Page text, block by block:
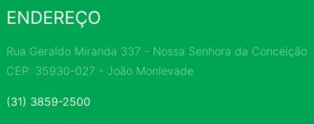
ENDEREÇO
Rua Geraldo Miranda 337 - Nossa Senhora da Conceição
CEP: 35930-027 - João Monlevade
(31) 3859-2500